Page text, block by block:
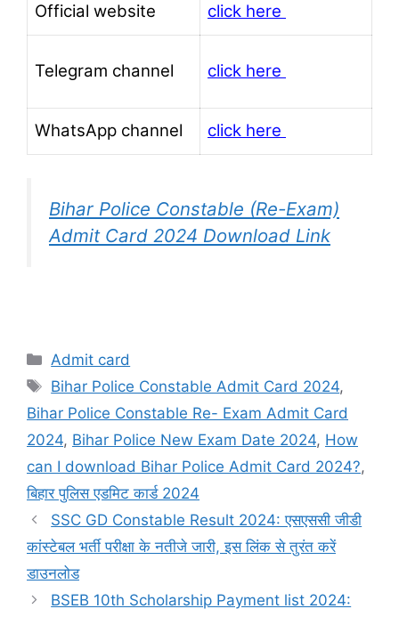
Official website click here
Telegram channel click here
WhatsApp channel click here
Bihar Police Constable (Re-Exam)
Admit Card 2024 Download Link
Categories
Admit card
Tags
Bihar Police Constable Admit Card 2024,
Bihar Police Constable Re- Exam Admit Card
2024, Bihar Police New Exam Date 2024, How
can I download Bihar Police Admit Card 2024?,
बिहार पुलिस एडमिट कार्ड 2024
SSC GD Constable Result 2024: एसएससी जीडी
कांस्टेबल भर्ती परीक्षा के नतीजे जारी, इस लिंक से तुरंत करें
डाउनलोड
BSEB 10th Scholarship Payment list 2024: